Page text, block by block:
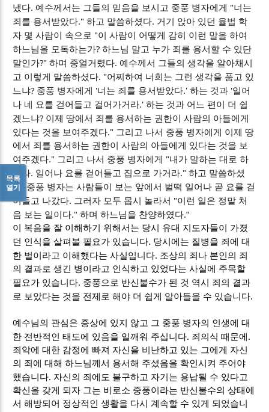
냈다.예수께서는 그들의 믿음을 보시고 중풍 병자에게 "너는
죄를 용서받았다."하고 말씀하셨다. 거기 앉아 있던 율법 학
자 몇 사람이 속으로 "이 사람이 어떻게 감히 이런 말을 하여
하느님을 모독하는가?하느님 말고 누가 죄를 용서할 수 있단
말인가?"하며 중얼거렸다.예수께서 그들의 생각을 알아채시
고 이렇게 말씀하셨다. "어찌하여 너희는 그런 생각을 품고 있
느냐? 중풍 병자에게 '너는 죄를 용서받았다.'하는 것과 '일어
나 네 요를 걷어들고 걸어가거라.'하는 것과 어느 편이 더 쉽
겠느냐? 이제 땅에서 죄를 용서하는 권한이 사람의 아들에게
있다는 것을 보여주겠다." 그리고 나서 중풍 병자에게 이제 땅
에서 죄를 용서하는 권한이 사람의 아들에게 있다는 것을 보
여주겠다." 그리고 나서 중풍 병자에게 "내가 말하는 대로 하
여라. 일어나 요를 걷어들고 집으로 가거라."하고 말씀하셨
다
중풍 병자는 사람들이 보는 앞에서 벌떡 일어나 곧 요를 걷
어들고 나갔다. 그러자 모두 몹시 놀라서 "이런 일은 정말 처
음 보는 일이다."하며 하느님을 찬양하였다.”
이 복음을 잘 이해하기 위해서는 당시 유대 지도자들이 가졌
던 인식을 살펴볼 필요가 있습니다. 당시에는 질병을 죄에 대
한 벌이라고 이해했다는 사실입니다. 조상의 죄나 본인의 죄
의 결과로 생긴 병이라고 인식하고 있었다는 사실에 주목할
필요가 있습니다. 중풍으로 반신불수가 된 것 역시 죄의 결과
로 보았다는 것을 전제로 해야 더 쉽게 알아들을 수 있습니다.
예수님의 관심은 증상에 있지 않고 그 중풍 병자의 인생에 대
한 전반적인 태도에 있음을 일깨워 주십니다. 죄의식 때문에 .
죄악에 대한 감정에 빠져 자신을 비난하고 있는 그에게 자신
의 죄에 대해 하느님께서 용서해 주셨음을 확인시켜 주어야
했습니다. 자신의 죄에도 불구하고 자기는 용납될 수 있다고
확신을 갖게 되자 그는 비로소 중풍이라는 반신불수의 상태에
서 해방되어 정상적인 생활을 다시 계속할 수 있게 되었습니
목록
열기